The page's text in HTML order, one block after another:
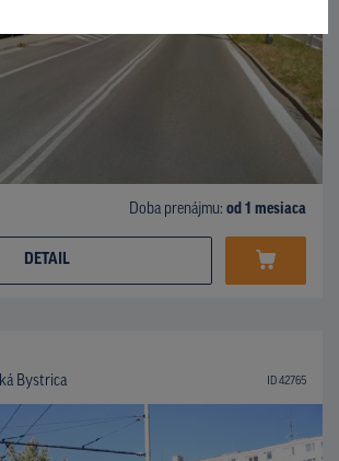
Doba prenájmu: od 1 mesiaca
DETAIL
Bystrica ID 42765